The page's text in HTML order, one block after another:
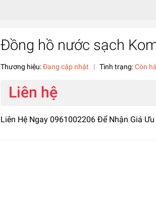
Đồng hồ nước sạch
Thương hiệu:Đang cập nhật | Tình trạng:Còn
Liên hệ
Liên Hệ Ngay 0961002206 Để Nhận Giá